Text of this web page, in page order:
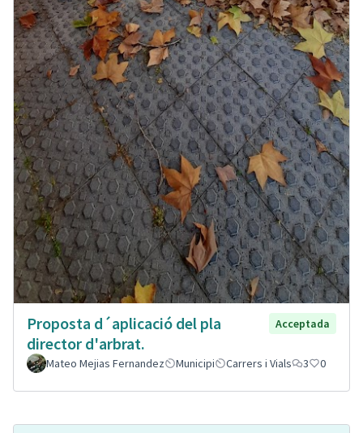
Proposta d´aplicació del pla
director d'arbrat.
Acceptada
Mateo Mejias Fernandez Municipi Carrers i Vials 3 0